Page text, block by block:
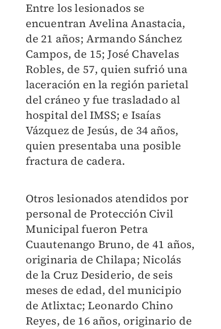
Entre los lesionados se
encuentran Avelina Anastacia,
de 21 años; Armando Sánchez
Campos, de 15; José Chavelas
Robles, de 57, quien sufrió una
laceración en la región parietal
del cráneo y fue trasladado al
hospital del IMSS; e Isaías
Vázquez de Jesús, de 34 años,
quien presentaba una posible
fractura de cadera.
Otros lesionados atendidos por
personal de Protección Civil
Municipal fueron Petra
Cuautenango Bruno, de 41 años,
originaria de Chilapa; Nicolás
de la Cruz Desiderio, de seis
meses de edad, del municipio
de Atlixtac; Leonardo Chino
Reyes, de 16 años, originario de